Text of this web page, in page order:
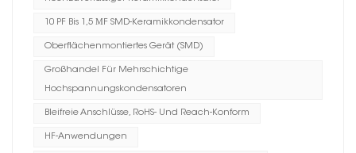
10 PF Bis 1,5 ΜF SMD-Keramikkondensator
Oberflächenmontiertes Gerät (SMD)
Großhandel Für Mehrschichtige
Hochspannungskondensatoren
Bleifreie Anschlüsse, RoHS- Und Reach-Konform
HF-Anwendungen